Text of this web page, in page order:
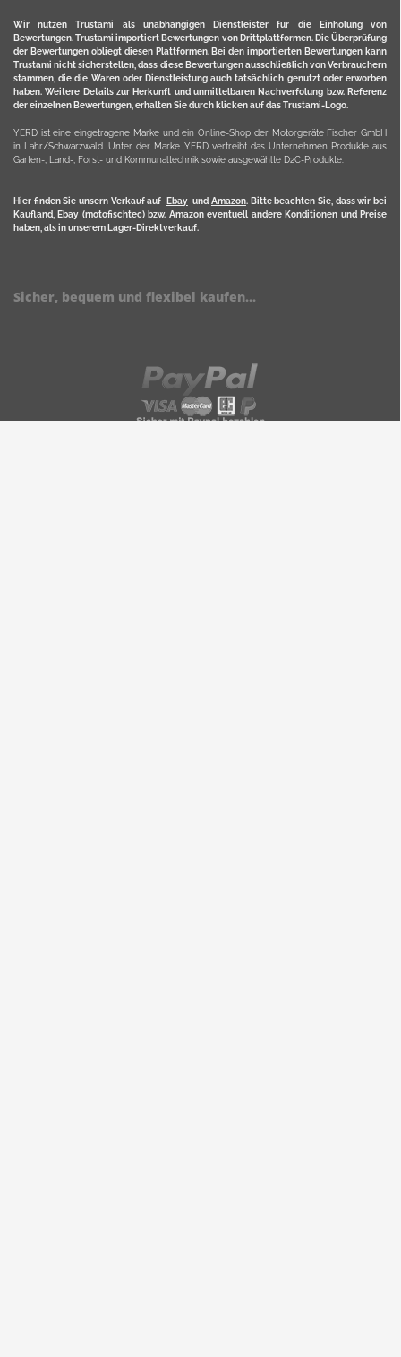
Wir nutzen Trustami als unabhängigen Dienstleister für die Einholung von
Bewertungen. Trustami importiert Bewertungen von Drittplattformen. Die Überprüfung
der Bewertungen obliegt diesen Plattformen. Bei den importierten Bewertungen kann
Trustami nicht sicherstellen, dass diese Bewertungen ausschließlich von Verbrauchern
stammen, die die Waren oder Dienstleistung auch tatsächlich genutzt oder erworben
haben. Weitere Details zur Herkunft und unmittelbaren Nachverfolung bzw. Referenz
der einzelnen Bewertungen, erhalten Sie durch klicken auf das Trustami-Logo.
YERD ist eine eingetragene Marke und ein Online-Shop der Motorgeräte Fischer GmbH
in Lahr/Schwarzwald. Unter der Marke YERD vertreibt das Unternehmen Produkte aus
Garten-, Land-, Forst- und Kommunaltechnik sowie ausgewählte D2C-Produkte.
Hier finden Sie unsern Verkauf auf Ebayund Amazon. Bitte beachten Sie, dass wir bei
Kaufland, Ebay (motofischtec) bzw. Amazon eventuell andere Konditionen und Preise
haben, als in unserem Lager-Direktverkauf.
Sicher, bequem und flexibel kaufen...